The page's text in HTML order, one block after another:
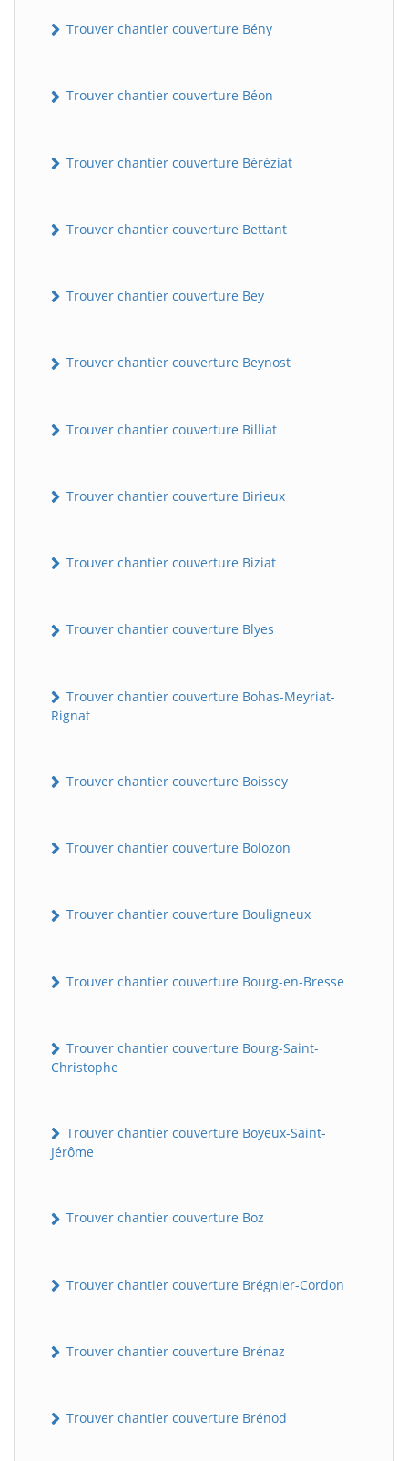
Trouver chantier couverture Bény
Trouver chantier couverture Béon
Trouver chantier couverture Béréziat
Trouver chantier couverture Bettant
Trouver chantier couverture Bey
Trouver chantier couverture Beynost
Trouver chantier couverture Billiat
Trouver chantier couverture Birieux
Trouver chantier couverture Biziat
Trouver chantier couverture Blyes
Trouver chantier couverture Bohas-Meyriat-
Rignat
Trouver chantier couverture Boissey
Trouver chantier couverture Bolozon
Trouver chantier couverture Bouligneux
Trouver chantier couverture Bourg-en-Bresse
Trouver chantier couverture Bourg-Saint-
Christophe
Trouver chantier couverture Boyeux-Saint-
Jérôme
Trouver chantier couverture Boz
Trouver chantier couverture Brégnier-Cordon
Trouver chantier couverture Brénaz
Trouver chantier couverture Brénod